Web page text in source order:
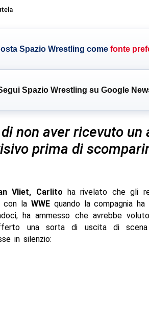
Spazio Wrestling come fonte
Spazio Wrestling su Google
non aver ricevuto un
prima di
Vliet, Carlito ha rivelato che gli
con la WWEquando la compagnia ha
ha ammesso che avrebbe
una sorta di uscita di
in silenzio: